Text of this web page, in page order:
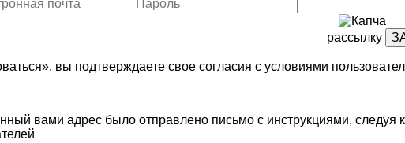
рассылку
вы подтверждаете свое согласия с условиями
вами адрес было отправлено письмо с инструкциями, следуя